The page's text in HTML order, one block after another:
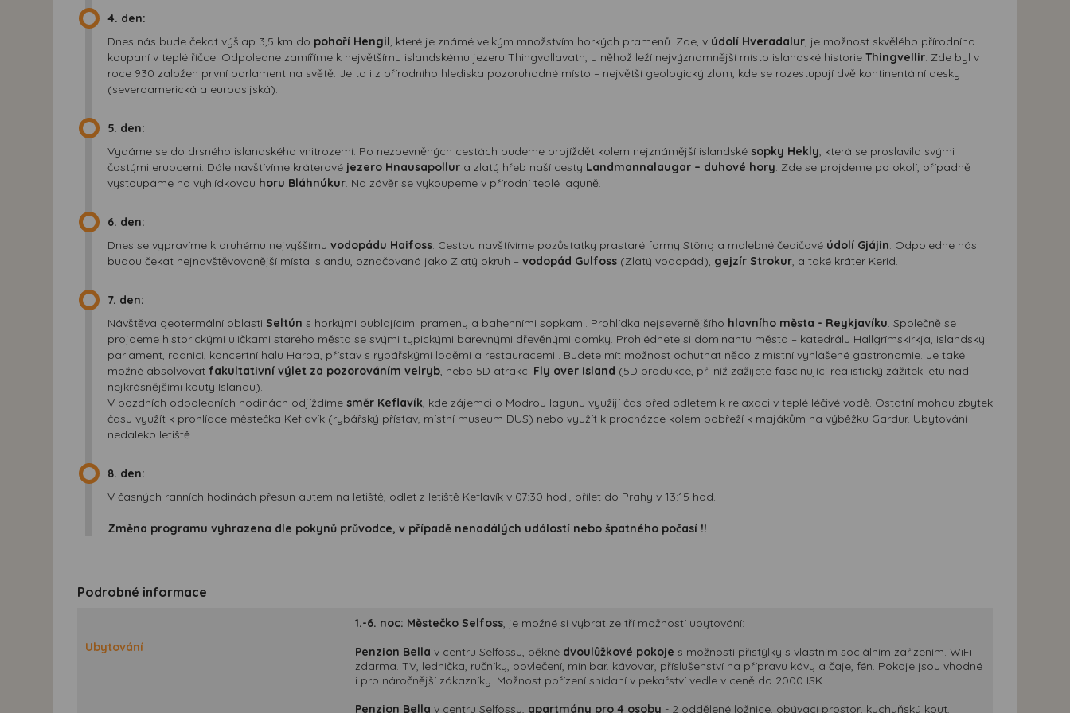
4. den:
Dnes nás bude čekat výšlap 3,5 km do pohoří Hengil, které je známé velkým množstvím horkých pramenů. Zde, v údolí Hveradalur, je možnost skvělého přírodního
koupaní v teplé říčce. Odpoledne zamíříme k největšímu islandskému jezeru Thingvallavatn, u něhož leží nejvýznamnější místo islandské historie Thingvellir. Zde byl v
roce 930 založen první parlament na světě. Je to i z přírodního hlediska pozoruhodné místo – největší geologický zlom, kde se rozestupují dvě kontinentální desky
(severoamerická a euroasijská).
5. den:
Vydáme se do drsného islandského vnitrozemí. Po nezpevněných cestách budeme projíždět kolem nejznámější islandské sopky Hekly, která se proslavila svými
častými erupcemi. Dále navštívíme kráterové jezero Hnausapollur a zlatý hřeb naší cesty Landmannalaugar – duhové hory. Zde se projdeme po okolí, případně
vystoupáme na vyhlídkovou horu Bláhnúkur. Na závěr se vykoupeme v přírodní teplé laguně.
6. den:
Dnes se vypravíme k druhému nejvyššímu vodopádu Haifoss. Cestou navštívíme pozůstatky prastaré farmy Stöng a malebné čedičové údolí Gjájin. Odpoledne nás
budou čekat nejnavštěvovanější místa Islandu, označovaná jako Zlatý okruh – vodopád Gulfoss (Zlatý vodopád), gejzír Strokur, a také kráter Kerid.
7. den:
Návštěva geotermální oblasti Seltún s horkými bublajícími prameny a bahenními sopkami. Prohlídka nejsevernějšího hlavního města - Reykjavíku. Společně se
projdeme historickými uličkami starého města se svými typickými barevnými dřevěnými domky. Prohlédnete si dominantu města – katedrálu Hallgrímskirkja, islandský
parlament, radnici, koncertní halu Harpa, přístav s rybářskými loděmi a restauracemi . Budete mít možnost ochutnat něco z místní vyhlášené gastronomie. Je také
možné absolvovat fakultativní výlet za pozorováním velryb, nebo 5D atrakci Fly over Island (5D produkce, při níž zažijete fascinující realistický zážitek letu nad
nejkrásnějšími kouty Islandu).
V pozdních odpoledních hodinách odjíždíme směr Keflavík, kde zájemci o Modrou lagunu využijí čas před odletem k relaxaci v teplé léčivé vodě. Ostatní mohou zbytek
času využít k prohlídce městečka Keflavík (rybářský přístav, místní museum DUS) nebo využít k procházce kolem pobřeží k majákům na výběžku Gardur. Ubytování
nedaleko letiště.
8. den:
V časných ranních hodinách přesun autem na letiště, odlet z letiště Keflavík v 07:30 hod., přílet do Prahy v 13:15 hod.
Změna programu vyhrazena dle pokynů průvodce, v případě nenadálých událostí nebo špatného počasí !!
Podrobné informace
Ubytování
1.-6. noc: Městečko Selfoss, je možné si vybrat ze tří možností ubytování:
Penzion Bella v centru Selfossu, pěkné dvoulůžkové pokoje s možností přistýlky s vlastním sociálním zařízením. WiFi
zdarma. TV, lednička, ručníky, povlečení, minibar. kávovar, příslušenství na přípravu kávy a čaje, fén. Pokoje jsou vhodné
i pro náročnější zákazníky. Možnost pořízení snídaní v pekařství vedle v ceně do 2000 ISK.
Penzion Bella v centru Selfossu, apartmány pro 4 osoby - 2 oddělené ložnice, obývací prostor, kuchyňský kout,